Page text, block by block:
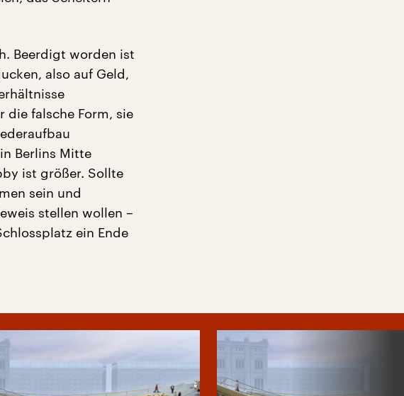
Beerdigt worden ist
also auf Geld,
die falsche Form, sie
Berlins Mitte
ist größer. Sollte
sein und
stellen wollen –
ein Ende